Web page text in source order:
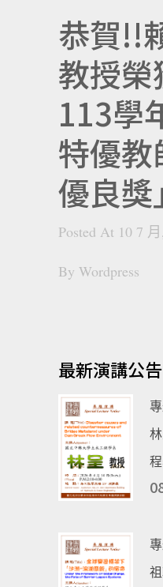
恭賀!!
教授
113學
特優教
優良獎」
Posted At 10 7
By Wordpress
最新演講公告